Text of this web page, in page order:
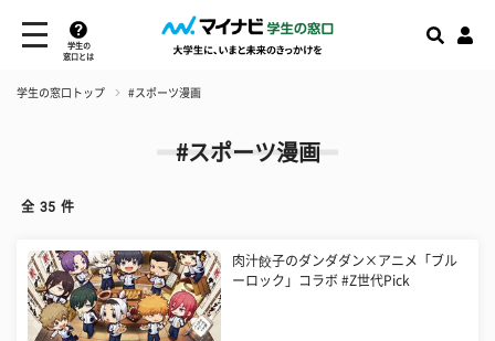
学生の
窓口とは
学生の窓口トップ #スポーツ漫画
#スポーツ漫画
全 35 件
肉汁餃子のダンダダン×アニメ「ブル
ーロック」コラボ #Z世代Pick